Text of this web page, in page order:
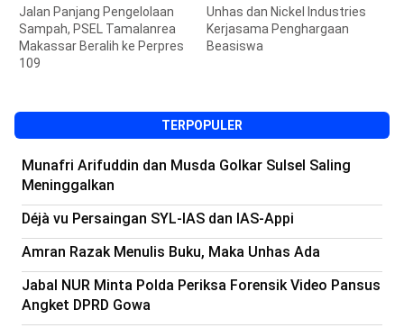
Jalan Panjang Pengelolaan
Sampah, PSEL Tamalanrea
Makassar Beralih ke Perpres
109
Unhas dan Nickel Industries
Kerjasama Penghargaan
Beasiswa
TERPOPULER
Munafri Arifuddin dan Musda Golkar Sulsel Saling
Meninggalkan
Déjà vu Persaingan SYL-IAS dan IAS-Appi
Amran Razak Menulis Buku, Maka Unhas Ada
Jabal NUR Minta Polda Periksa Forensik Video Pansus
Angket DPRD Gowa